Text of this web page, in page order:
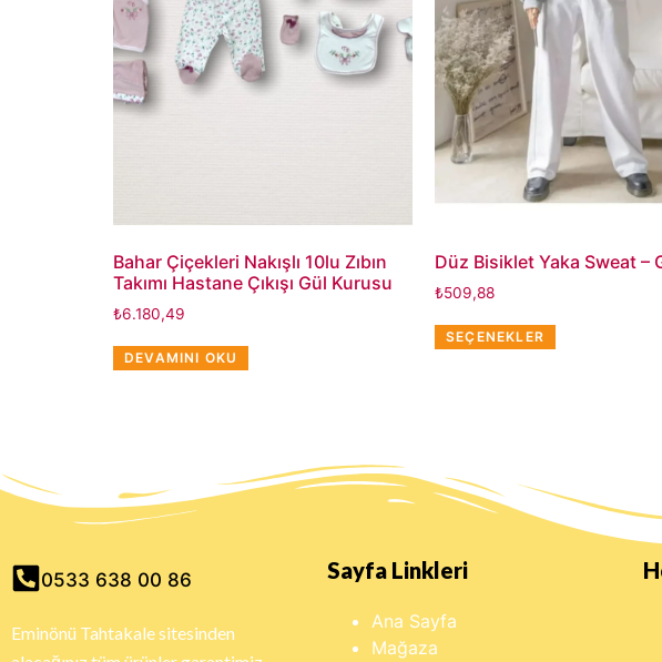
Bahar Çiçekleri Nakışlı 10lu Zıbın
Takımı Hastane Çıkışı Gül Kurusu
₺6.180,49
DEVAMINI OKU
Düz Bisiklet Yaka Sweat –
₺509,88
SEÇENEKLER
0533 638 00 86
Eminönü Tahtakale sitesinden
Sayfa Linkleri
Ana Sayfa
Mağaza